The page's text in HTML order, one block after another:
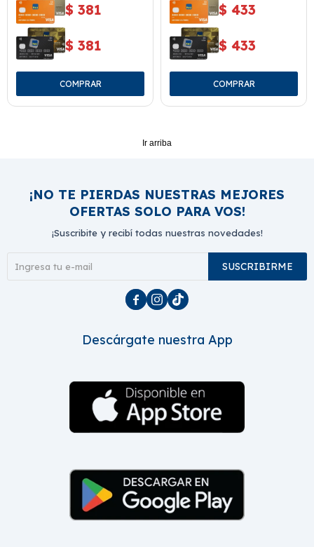
$ 381
$ 381
$ 433
$ 433
Ir arriba
¡NO TE PIERDAS NUESTRAS MEJORES
OFERTAS SOLO PARA VOS!
¡Suscribite y recibí todas nuestras novedades!
SUSCRIBIRME
  
Descárgate nuestra App